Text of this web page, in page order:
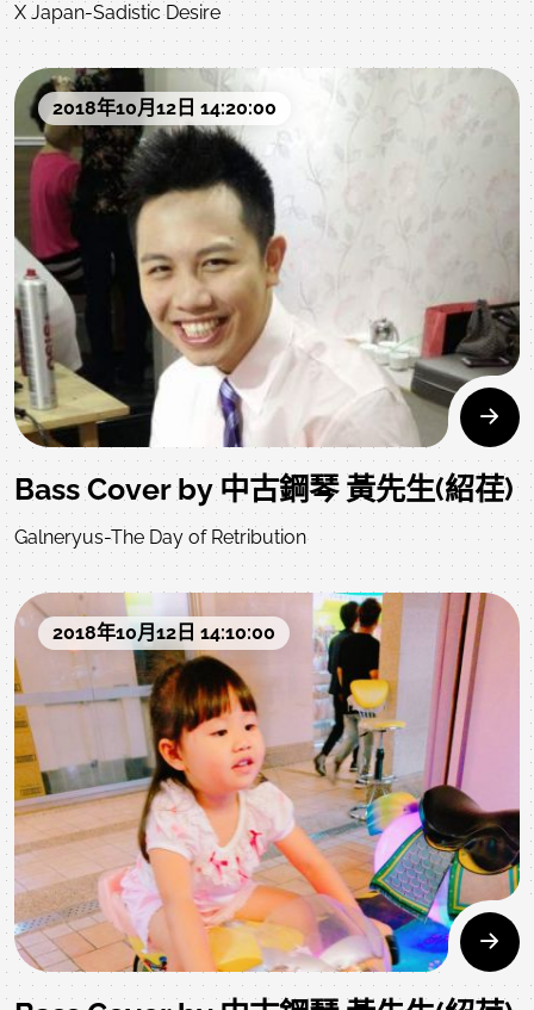
X Japan-Sadistic Desire
2018年10月12日 14:20:00
Bass Cover by 中古鋼琴 黃先生(紹荏)
Galneryus-The Day of Retribution
2018年10月12日 14:10:00